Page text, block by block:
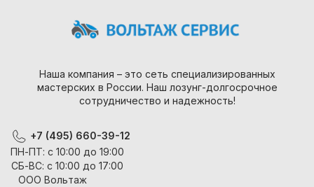
Наша компания – это сеть специализированных
мастерских в России. Наш лозунг-долгосрочное
сотрудничество и надежность!
+7 (495) 660-39-12
ПН-ПТ: с 10:00 до 19:00
СБ-ВС: с 10:00 до 17:00
ООО Вольтаж